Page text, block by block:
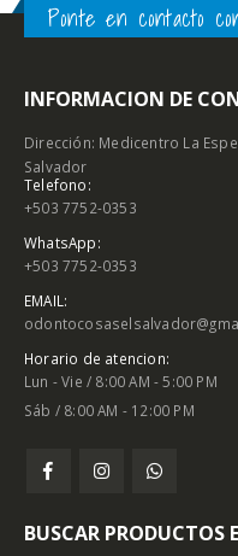
Ponte en contacto
INFORMACION DE
Dirección: Medicentro La
Salvador
Telefono:
+503 7752-0353
WhatsApp:
+503 7752-0353
EMAIL:
Horario de atencion:
Lun - Vie / 8:00 AM - 5:00 PM
Sáb / 8:00 AM - 12:00 PM
BUSCAR